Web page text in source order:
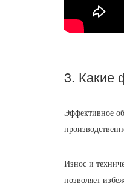
3. Какие
Эффективное
Износ и
позволяет